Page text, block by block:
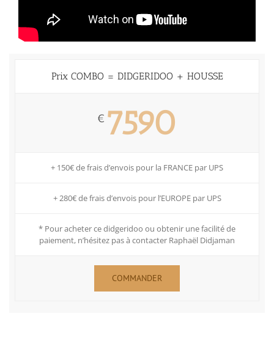
Prix COMBO = DIDGERIDOO + HOUSSE
€ 7590
+ 150€ de frais d’envois pour la FRANCE par UPS
+ 280€ de frais d’envois pour l’EUROPE par UPS
* Pour acheter ce didgeridoo ou obtenir une facilité de
paiement, n’hésitez pas à contacter Raphaël Didjaman
COMMANDER